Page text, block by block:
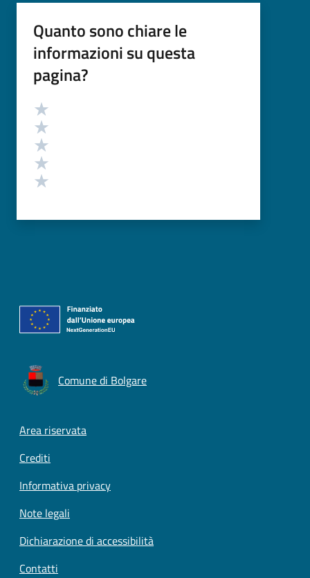
Quanto sono chiare le
informazioni su questa
pagina?
Valutazione
Comune di Bolgare
Footer menu
Area riservata
Crediti
Informativa privacy
Note legali
Dichiarazione di accessibilità
Contatti